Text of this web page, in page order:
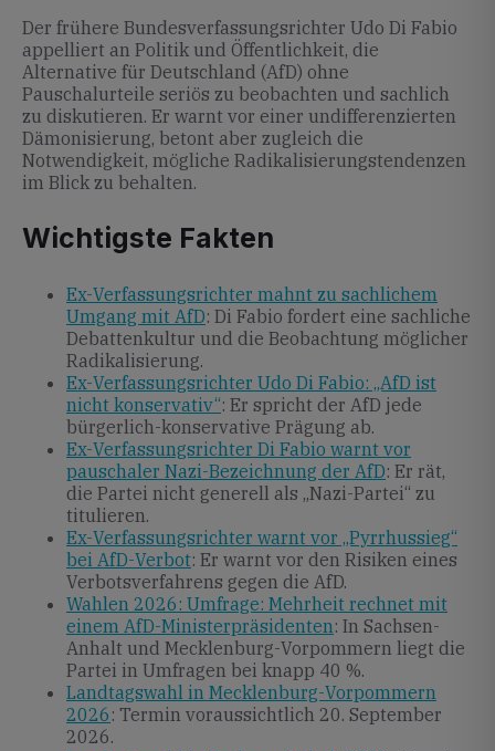
Der frühere Bundesverfassungsrichter Udo Di Fabio
appelliert an Politik und Öffentlichkeit, die
Alternative für Deutschland (AfD) ohne
Pauschalurteile seriös zu beobachten und sachlich
zu diskutieren. Er warnt vor einer undifferenzierten
Dämonisierung, betont aber zugleich die
Notwendigkeit, mögliche Radikalisierungstendenzen
im Blick zu behalten.
Wichtigste Fakten
Ex-Verfassungsrichter mahnt zu sachlichem
Umgang mit AfD: Di Fabio fordert eine sachliche
Debattenkultur und die Beobachtung möglicher
Radikalisierung.
Ex-Verfassungsrichter Udo Di Fabio: „AfD ist
nicht konservativ“: Er spricht der AfD jede
bürgerlich-konservative Prägung ab.
Ex-Verfassungsrichter Di Fabio warnt vor
pauschaler Nazi-Bezeichnung der AfD: Er rät,
die Partei nicht generell als „Nazi-Partei“ zu
titulieren.
Ex-Verfassungsrichter warnt vor „Pyrrhussieg“
bei AfD-Verbot: Er warnt vor den Risiken eines
Verbotsverfahrens gegen die AfD.
Wahlen 2026: Umfrage: Mehrheit rechnet mit
einem AfD-Ministerpräsidenten: In Sachsen-
Anhalt und Mecklenburg-Vorpommern liegt die
Partei in Umfragen bei knapp 40 %.
Landtagswahl in Mecklenburg-Vorpommern
2026 : Termin voraussichtlich 20. September
2026.